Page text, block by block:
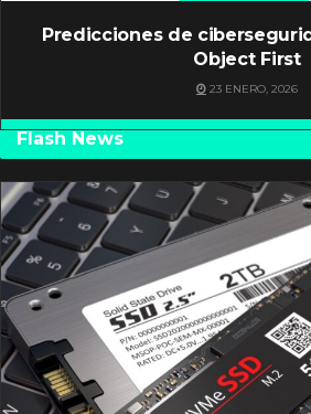
Predicciones de
Object First
23 ENERO, 2026
Flash News